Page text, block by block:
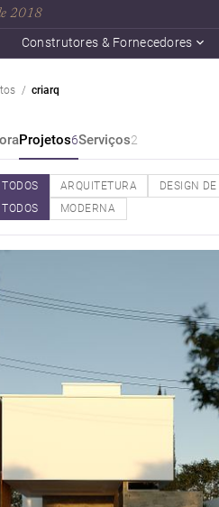
2018
Construtores & Fornecedores
criarq
Projetos6Serviços2
TODOS ARQUITETURA DESIGN
TODOS MODERNA